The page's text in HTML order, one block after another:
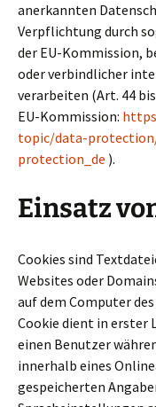
anerkannten
Verpflichtung durch
der EU-Kommission,
oder verbindlicher
verarbeiten (Art. 44
EU-Kommission:
topic/data-
protection_de ).
Einsatz
Cookies sind
Websites oder
auf dem Computer
Cookie dient in erster
einen Benutzer
innerhalb eines
gespeicherten